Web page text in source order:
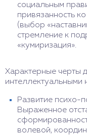
социальным
привязанность
(выбор
стремление к
«кумиризация».
Характерные черты
интеллектуальными
Развитие психо-
Выраженное
волевой,